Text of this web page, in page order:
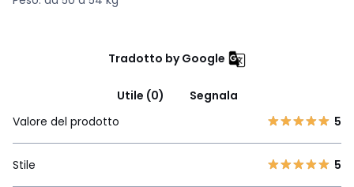
Tradotto by Google
Utile (0)
Segnala
Valore del prodotto
5
Stile 5